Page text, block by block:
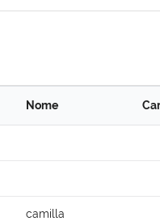
Nome
camilla